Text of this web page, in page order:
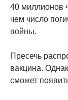
40 миллионов
чем число
войны.
Пресечь
вакцина.
сможет